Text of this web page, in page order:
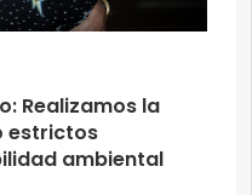
Realizamos la
estrictos
ambiental